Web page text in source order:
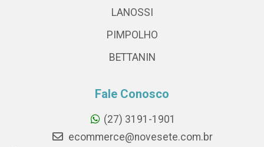
LANOSSI
PIMPOLHO
BETTANIN
Fale Conosco
(27) 3191-1901
ecommerce@novesete.com.br